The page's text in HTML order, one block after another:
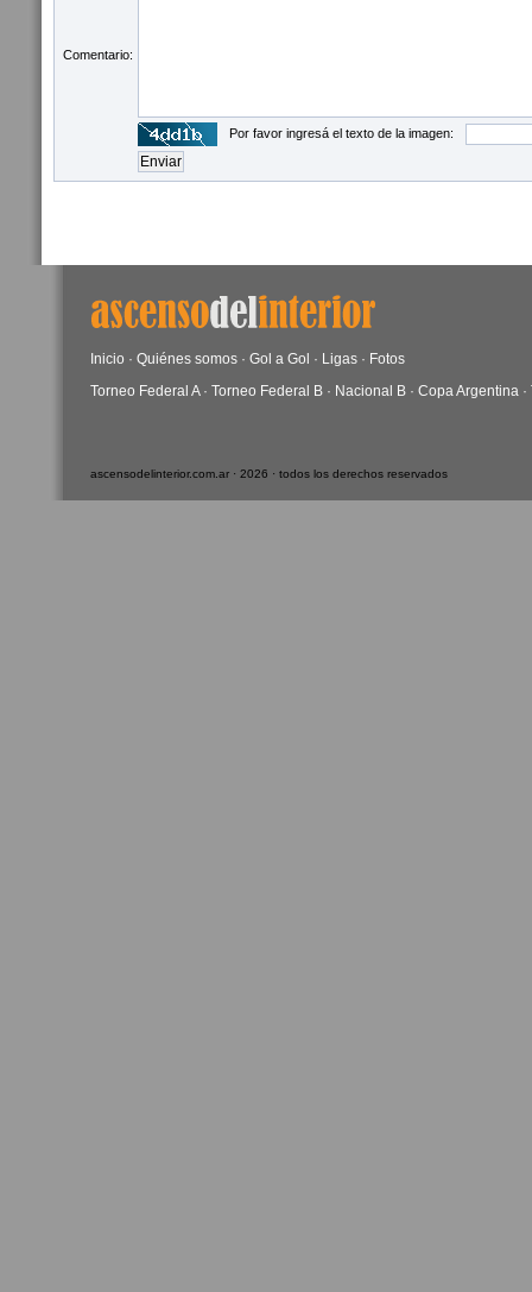
Comentario:
Por favor ingresá el texto de la imagen:
Inicio · Quiénes somos · Gol a Gol · Ligas · Fotos
Torneo Federal A· Torneo Federal B · Nacional B · Copa Argentina ·
ascensodelinterior.com.ar · 2026 · todos los derechos reservados